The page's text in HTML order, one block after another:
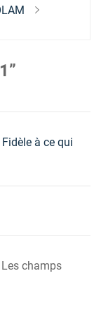
Fidèle à ce qui
Les champs